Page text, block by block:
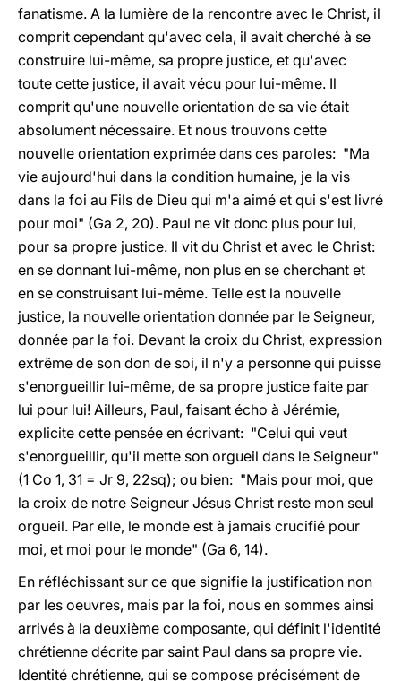
fanatisme. A la lumière de la rencontre avec le Christ, il
comprit cependant qu'avec cela, il avait cherché à se
construire lui-même, sa propre justice, et qu'avec
toute cette justice, il avait vécu pour lui-même. Il
comprit qu'une nouvelle orientation de sa vie était
absolument nécessaire. Et nous trouvons cette
nouvelle orientation exprimée dans ces paroles: "Ma
vie aujourd'hui dans la condition humaine, je la vis
dans la foi au Fils de Dieu qui m'a aimé et qui s'est livré
pour moi" (Ga 2, 20). Paul ne vit donc plus pour lui,
pour sa propre justice. Il vit du Christ et avec le Christ:
en se donnant lui-même, non plus en se cherchant et
en se construisant lui-même. Telle est la nouvelle
justice, la nouvelle orientation donnée par le Seigneur,
donnée par la foi. Devant la croix du Christ, expression
extrême de son don de soi, il n'y a personne qui puisse
s'enorgueillir lui-même, de sa propre justice faite par
lui pour lui! Ailleurs, Paul, faisant écho à Jérémie,
explicite cette pensée en écrivant: "Celui qui veut
s'enorgueillir, qu'il mette son orgueil dans le Seigneur"
(1 Co 1, 31 = Jr 9, 22sq); ou bien: "Mais pour moi, que
la croix de notre Seigneur Jésus Christ reste mon seul
orgueil. Par elle, le monde est à jamais crucifié pour
moi, et moi pour le monde" (Ga 6, 14).
En réfléchissant sur ce que signifie la justification non
par les oeuvres, mais par la foi, nous en sommes ainsi
arrivés à la deuxième composante, qui définit l'identité
chrétienne décrite par saint Paul dans sa propre vie.
Identité chrétienne, qui se compose précisément de